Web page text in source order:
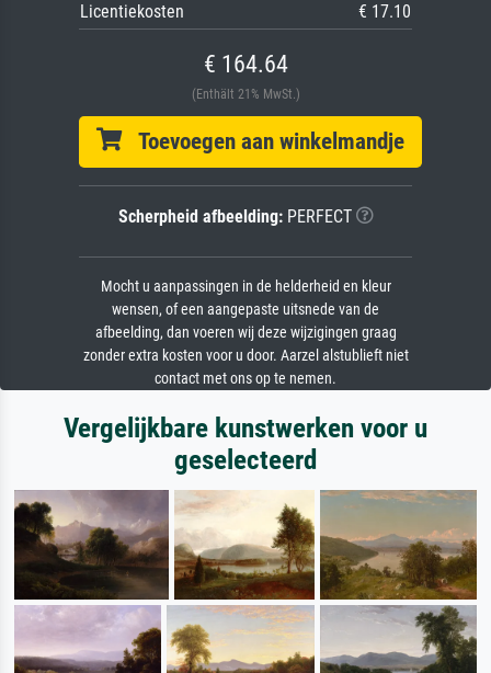
Licentiekosten
€ 17.10
€ 164.64
(Enthält 21% MwSt.)
Toevoegen aan winkelmandje
Scherpheid afbeelding:PERFECT
Mocht u aanpassingen in de helderheid en kleur
wensen, of een aangepaste uitsnede van de
afbeelding, dan voeren wij deze wijzigingen graag
zonder extra kosten voor u door. Aarzel alstublieft niet
contact met ons op te nemen.
Vergelijkbare kunstwerken voor u
geselecteerd